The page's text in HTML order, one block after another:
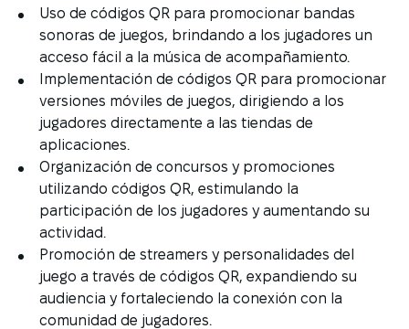
Uso de códigos QR para promocionar bandas
sonoras de juegos, brindando a los jugadores un
acceso fácil a la música de acompañamiento.
Implementación de códigos QR para promocionar
versiones móviles de juegos, dirigiendo a los
jugadores directamente a las tiendas de
aplicaciones.
Organización de concursos y promociones
utilizando códigos QR, estimulando la
participación de los jugadores y aumentando su
actividad.
Promoción de streamers y personalidades del
juego a través de códigos QR, expandiendo su
audiencia y fortaleciendo la conexión con la
comunidad de jugadores.